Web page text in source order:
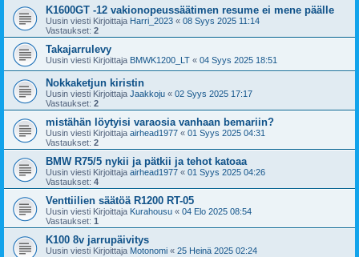
K1600GT -12 vakionopeussäätimen resume ei mene päälle
Uusin viesti Kirjoittaja Harri_2023 « 08 Syys 2025 11:14
Vastaukset: 2
Takajarrulevy
Uusin viesti Kirjoittaja BMWK1200_LT « 04 Syys 2025 18:51
Nokkaketjun kiristin
Uusin viesti Kirjoittaja Jaakkoju « 02 Syys 2025 17:17
Vastaukset: 2
mistähän löytyisi varaosia vanhaan bemariin?
Uusin viesti Kirjoittaja airhead1977 « 01 Syys 2025 04:31
Vastaukset: 2
BMW R75/5 nykii ja pätkii ja tehot katoaa
Uusin viesti Kirjoittaja airhead1977 « 01 Syys 2025 04:26
Vastaukset: 4
Venttiilien säätöä R1200 RT-05
Uusin viesti Kirjoittaja Kurahousu « 04 Elo 2025 08:54
Vastaukset: 1
K100 8v jarrupäivitys
Uusin viesti Kirjoittaja Motonomi « 25 Heinä 2025 02:24